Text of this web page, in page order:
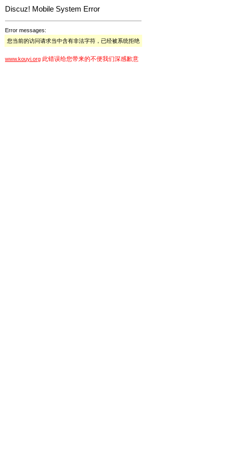
Discuz! Mobile System Error
Error messages:
您当前的访问请求当中含有非法字符，已经被系统拒绝
www.kouyi.org 此错误给您带来的不便我们深感歉意